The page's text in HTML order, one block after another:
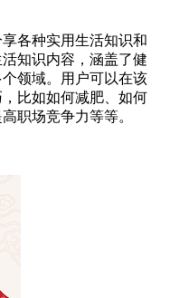
各种实用生活知识和
知识内容，涵盖了健
领域。用户可以在该
比如如何减肥、如何
职场竞争力等等。